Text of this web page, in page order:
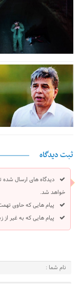
ثبت دیدگاه
دیدگاه های ارسال
خواهد شد.
پیام هایی که حاوی
پیام هایی که به غیر